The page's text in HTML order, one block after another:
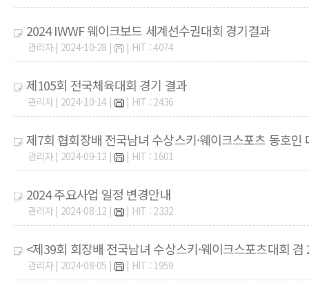
2024 IWWF 웨이크보드 세계선수권대회 경기결과
관리자 | 2024-10-28 | | HIT : 4074
제105회 전국체육대회 경기 결과
관리자 | 2024-10-14 | | HIT : 2436
제7회 협회장배 전국남녀 수상스키·웨이크스포츠 동호인
관리자 | 2024-09-12 | | HIT : 1601
2024 주요사업 일정 변경안내
관리자 | 2024-08-12 | | HIT : 2332
<제39회 회장배 전국남녀 수상스키·웨이크스포츠대회
관리자 | 2024-08-05 | | HIT : 1959